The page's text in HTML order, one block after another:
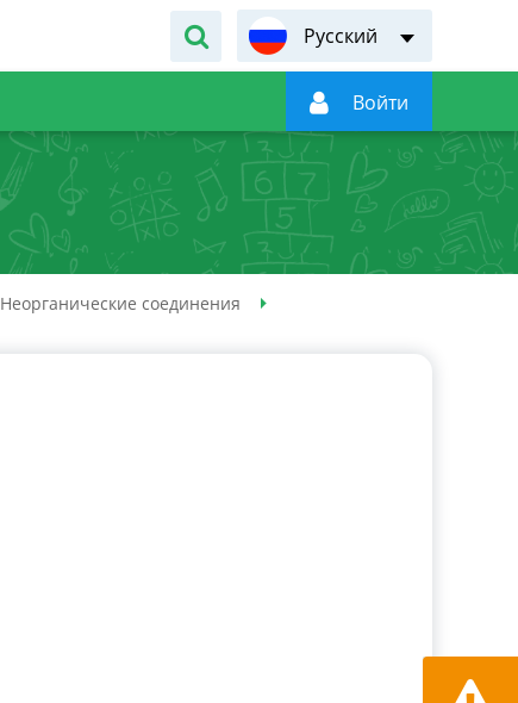
Русский
 Войти
Неорганические соединения